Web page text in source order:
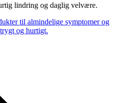
lindring og daglig velvære.
til almindelige symptomer og
og hurtigt.